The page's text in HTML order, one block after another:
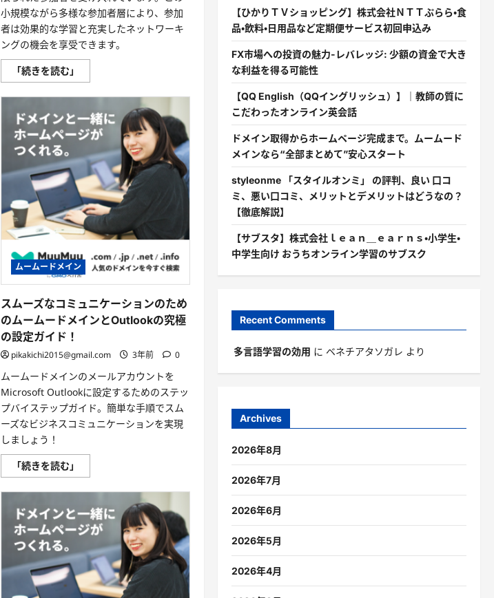
に
つ
い
て
さ
ら
む
小規模ながら多様な参加者層により、参加
者は効果的な学習と充実したネットワーキ
ングの機会を享受できます。
「続きを読む」
緒
学
共
に
成
す
る
–
ン
ト
レ
事
業
承
継
実
践
プ
グ
ラ
ム
者
ミ
ュ
ニ
テ
ィ
に
て
ら
読
ムームードメイン
スムーズなコミュニケーションのため
のムームードメインとOutlookの究極
の設定ガイド！
pikakichi2015@gmail.com 3年前 0
ムームードメインのメールアカウントを
Microsoft Outlookに設定するためのステッ
プバイステップガイド。簡単な手順でスム
ーズなビジネスコミュニケーションを実現
しましょう！
「続きを読む」
ム
ズ
コ
ミ
ュ
ケ
ー
シ
ン
【ひかりＴＶショッピング】株式会社ＮＴＴぷらら・食
品・飲料・日用品など定期便サービス初回申込み
FX市場への投資の魅力-レバレッジ: 少額の資金で大き
な利益を得る可能性
【QQ English（QQイングリッシュ）】｜教師の質に
こだわったオンライン英会話
ドメイン取得からホームページ完成まで。ムームード
メインなら“全部まとめて”安心スタート
styleonme 「スタイルオンミ」 の評判、良い 口コ
ミ、悪い口コミ、メリットとデメリットはどうなの？
【徹底解説】
【サブスタ】株式会社ｌｅａｎ＿ｅａｒｎｓ・小学生・
中学生向け おうちオンライン学習のサブスク
Recent Comments
多言語学習の効用 に ベネチアタソガレ より
Archives
2026年8月
2026年7月
2026年6月
2026年5月
2026年4月